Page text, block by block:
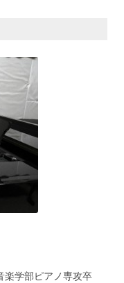
楽学部ピアノ専攻卒